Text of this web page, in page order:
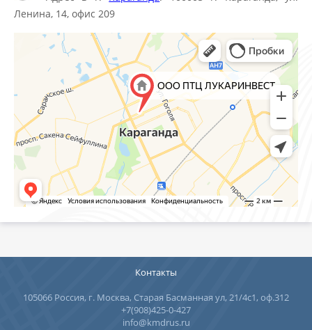
Ленина, 14, офис 209
Контакты
105066 Россия, г. Москва, Старая Басманная ул, 21/4с1, оф.312
+7(908)425-0-427
info@kmdrus.ru